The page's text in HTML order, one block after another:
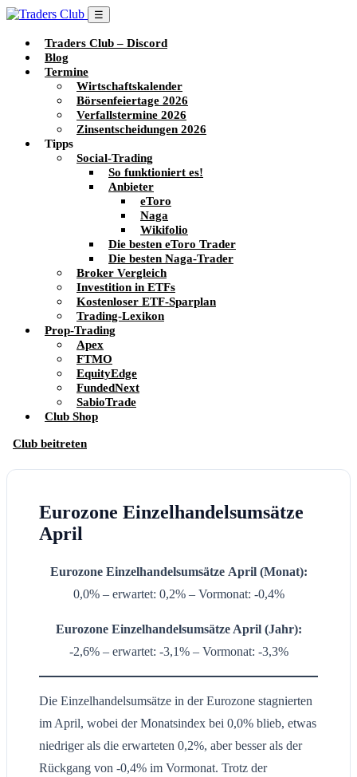
☰
Traders Club – Discord
Blog
Termine
Wirtschaftskalender
Börsenfeiertage 2026
Verfallstermine 2026
Zinsentscheidungen 2026
Tipps
Social-Trading
So funktioniert es!
Anbieter
eToro
Naga
Wikifolio
Die besten eToro Trader
Die besten Naga-Trader
Broker Vergleich
Investition in ETFs
Kostenloser ETF-Sparplan
Trading-Lexikon
Prop-Trading
Apex
FTMO
EquityEdge
FundedNext
SabioTrade
Club Shop
Club beitreten
Eurozone Einzelhandelsumsätze
April
Eurozone Einzelhandelsumsätze April (Monat):
0,0% – erwartet: 0,2% – Vormonat: -0,4%
Eurozone Einzelhandelsumsätze April (Jahr):
-2,6% – erwartet: -3,1% – Vormonat: -3,3%
Die Einzelhandelsumsätze in der Eurozone stagnierten
im April, wobei der Monatsindex bei 0,0% blieb, etwas
niedriger als die erwarteten 0,2%, aber besser als der
Rückgang von -0,4% im Vormonat. Trotz der